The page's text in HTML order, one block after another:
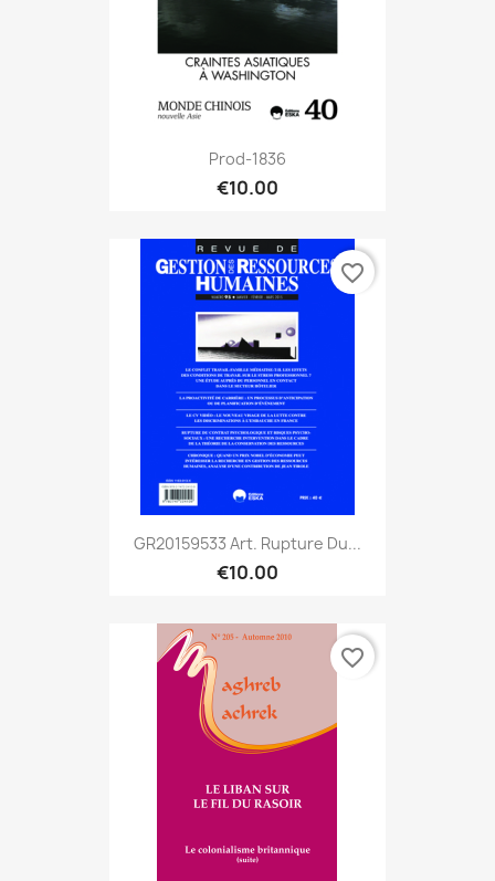
Prod-1836
€10.00
GR20159533 Art. Rupture Du...
€10.00
favorite_border
favorite_border